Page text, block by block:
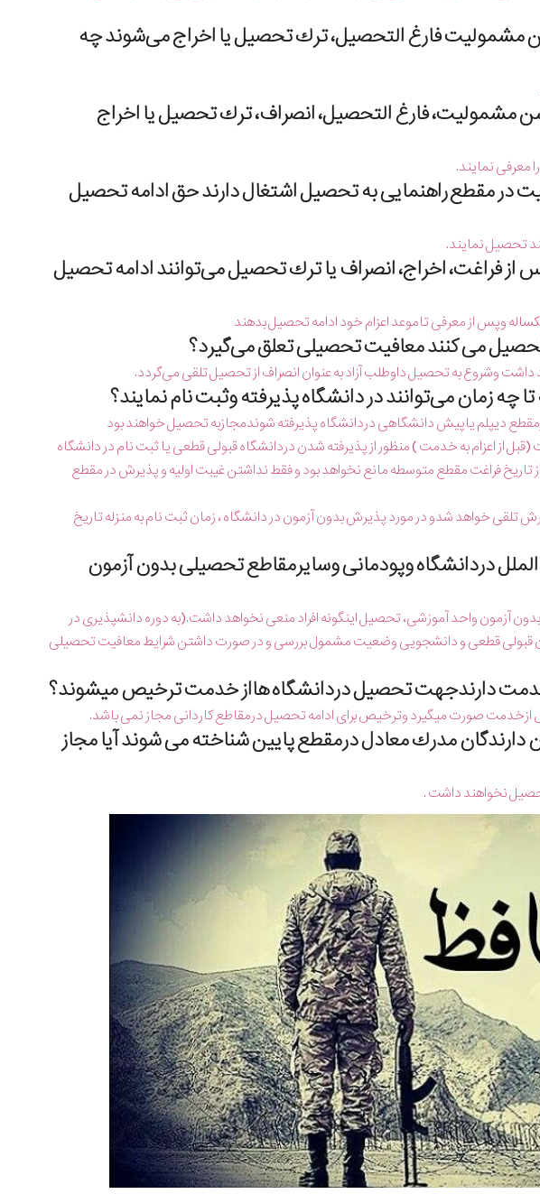
مشمولیت فارغ التحصیل، ترك تحصیل یا اخراج می‌شوند چه
مشمولیت، فارغ التحصیل، انصراف، ترك تحصیل یا اخراج
معرفی نمایند.
در مقطع راهنمایی به تحصیل اشتغال دارند حق ادامه تحصیل
از فراغت، اخراج، انصراف یا ترك تحصیل می‌توانند ادامه تحصیل
وپس از معرفی تاموعد اعزام خود ادامه تحصیل بدهند
وشروع به تحصیل داوطلب آزاد به عنوان انصراف از تحصیل تلقی می‌گردد.
دیپلم یاپیش دانشگاهی دردانشگاه پذیرفته شوندمجازبه تحصیل خواهند بود
اعزام به خدمت ) منظور از پذیرفته شدن دردانشگاه قبولی قطعی یا ثبت نام در دانشگاه
فراغت مقطع متوسطه مانع نخواهد بود و فقط نداشتن غیبت اولیه و پذیرش در مقطع
تلقی خواهد شدو در مورد پذیرش بدون آزمون در دانشگاه ، زمان ثبت نام به منزله تاریخ
الملل دردانشگاه وپودمانی وسایرمقاطع تحصیلی بدون آزمون
واحد آموزشی، تحصیل اینگونه افراد منعی نخواهد داشت.(به دوره دانشپذیری در
قبولی قطعی و دانشجویی وضعیت مشمول بررسی و در صورت داشتن شرایط معافیت تحصیلی
ازخدمت صورت میگیرد وترخیص برای ادامه تحصیل درمقاطع كاردانی مجاز نمی باشد.
دارندگان مدرك معادل درمقطع پایین شناخته می شوند آیا مجاز
نخواهند داشت .